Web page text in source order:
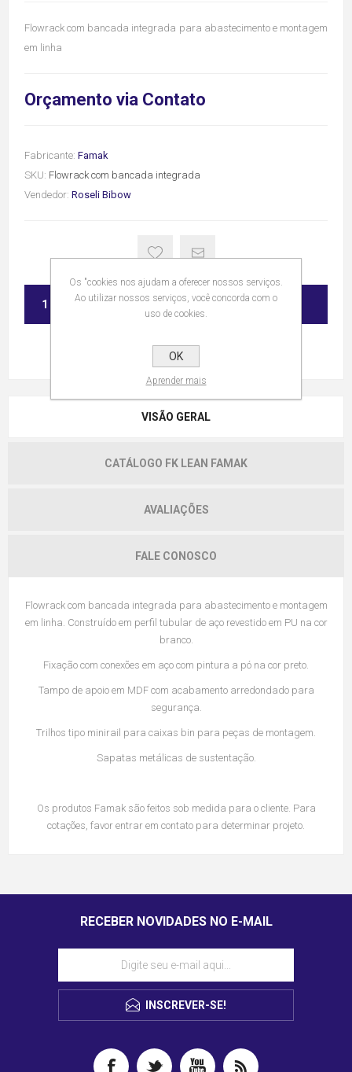
Flowrack com bancada integrada para abastecimento e montagem
em linha
Orçamento via Contato
Fabricante: Famak
SKU: Flowrack com bancada integrada
Vendedor: Roseli Bibow
ADICIONAR
VISÃO GERAL
CATÁLOGO FK LEAN FAMAK
AVALIAÇÕES
FALE CONOSCO
Flowrack com bancada integrada para abastecimento e montagem
em linha. Construído em perfil tubular de aço revestido em PU na cor
branco.
Fixação com conexões em aço com pintura a pó na cor preto.
Tampo de apoio em MDF com acabamento arredondado para
segurança.
Trilhos tipo minirail para caixas bin para peças de montagem.
Sapatas metálicas de sustentação.
Os produtos Famak são feitos sob medida para o cliente. Para
cotações, favor entrar em contato para determinar projeto.
RECEBER NOVIDADES NO E-MAIL
INSCREVER-SE!
Os "cookies nos ajudam a oferecer nossos serviços.
Ao utilizar nossos serviços, você concorda com o
uso de cookies.
OK
Aprender mais